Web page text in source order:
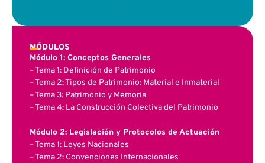
MÓDULOS
Módulo 1: Conceptos Generales
– Tema 1: Definición de Patrimonio
– Tema 2: Tipos de Patrimonio: Material e Inmaterial
– Tema 3: Patrimonio y Memoria
– Tema 4: La Construcción Colectiva del Patrimonio
Módulo 2: Legislación y Protocolos de Actuación
– Tema 1: Leyes Nacionales
– Tema 2: Convenciones Internacionales